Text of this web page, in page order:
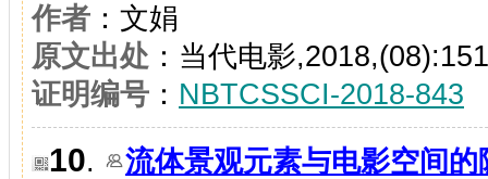
作者 ：文娟
原文出处 ：当代电影
证明编号 ： NBTCSSCI-2018-843
10.
流体景观元素与电影空间